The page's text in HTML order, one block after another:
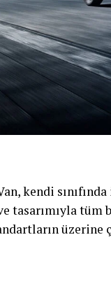
kendi
tasarımıyla tüm
üzerine